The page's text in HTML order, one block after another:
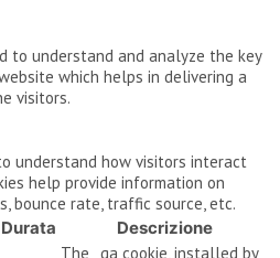
to understand and analyze the key
which helps in delivering a
visitors.
understand how visitors interact
help provide information on
bounce rate, traffic source, etc.
Durata Descrizione
The _ga cookie, installed by